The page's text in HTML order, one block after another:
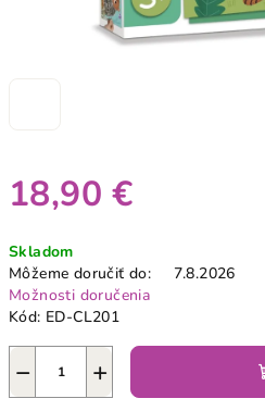
18,90 €
cena:
Skladom
Môžeme doručiť do:
7.8.2026
Možnosti doručenia
Kód: ED-CL201
+
−